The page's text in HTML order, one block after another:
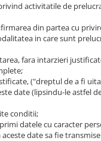
activitatile de
din partea cu
in care sunt
fara intarzieri
("dreptul de a fi
date (lipsindu-le astfel
conditii;
datele cu caracter
date sa fie